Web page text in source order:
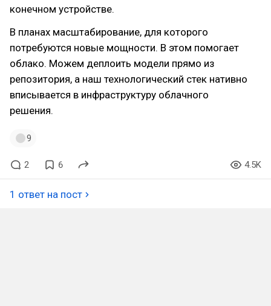
конечном устройстве.
В планах масштабирование, для которого
потребуются новые мощности. В этом помогает
облако. Можем деплоить модели прямо из
репозитория, а наш технологический стек нативно
вписывается в инфраструктуру облачного
решения.
9
2 6 4.5K
1 ответ на пост